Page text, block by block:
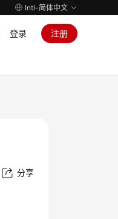
Intl-简体中文
登录 注册
分享